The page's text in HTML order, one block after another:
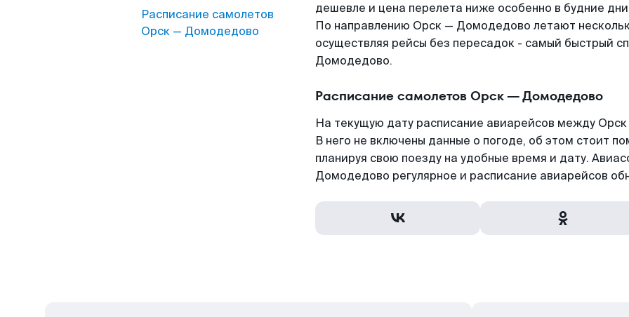
Расписание самолетов
Орск — Домодедово
дешевле и цена перелета ниже особенно в будние
По направлению Орск — Домодедово летают
осуществляя рейсы без пересадок - самый быстрый
Домодедово.
Расписание самолетов Орск — Домодедово
На текущую дату расписание авиарейсов между
В него не включены данные о погоде, об этом стоит
планируя свою поезду на удобные время и дату.
Домодедово регулярное и расписание авиарейсов